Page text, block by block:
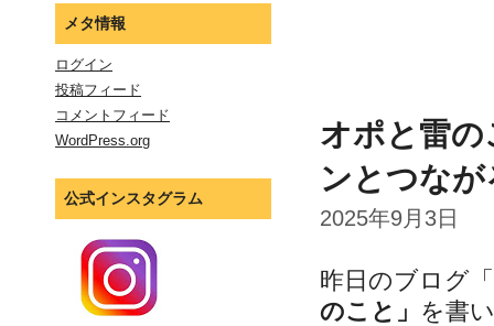
メタ情報
ログイン
投稿フィード
コメントフィード
WordPress.org
公式インスタグラム
オポと雷
ンとつなが
2025年9月3日
昨日のブログ「
のこと」 を書